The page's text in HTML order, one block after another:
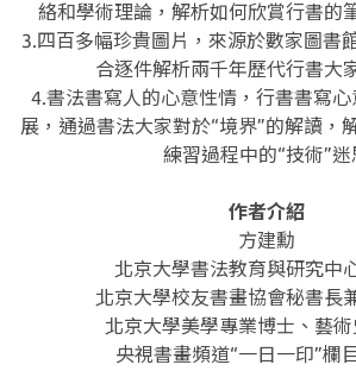
絡和學術理論，解析如何欣賞行書的
3.四百多幅珍貴圖片，來源於數家圖書
合逐件解析兩千年歷代行書大
4.書法書寫人的心意性情，行書書寫
展，通過書法大家對於“境界”的解讀，
練習過程中的“技術”迷
作者介紹
方建勳
北京大學書法教育與研究中
北京大學校友書畫協會秘書長
北京大學美學專業博士、藝
央視書畫頻道“一日一印”欄